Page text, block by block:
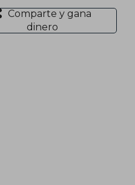
Comparte y gana
dinero